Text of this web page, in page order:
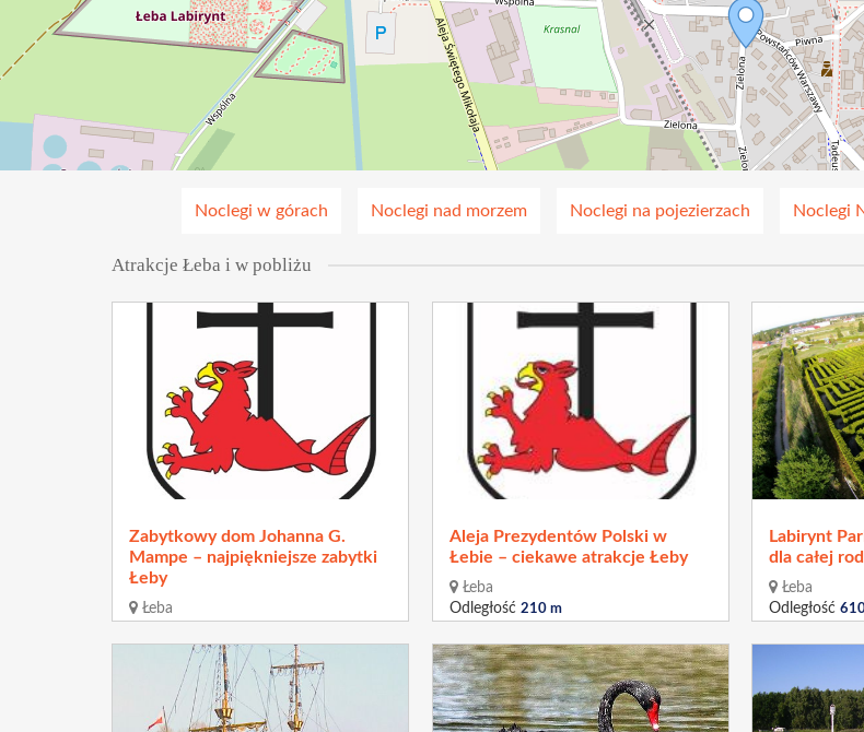
Noclegi w górach Noclegi nad morzem Noclegi na pojezierzach Noclegi
Atrakcje Łeba i w pobliżu
Zabytkowy dom Johanna G.
Mampe – najpiękniejsze zabytki
Łeby
Łeba
Aleja Prezydentów Polski w
Łebie – ciekawe atrakcje Łeby
Łeba
Odległość 210 m
Labirynt
dla całej
Łeba
Odległość